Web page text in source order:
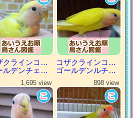
コザクラインコ（小桜インコ）
ゴールデンチェリー
コザクラインコ（小桜インコ）
ゴールデンルチノー
1,695 view 898 view